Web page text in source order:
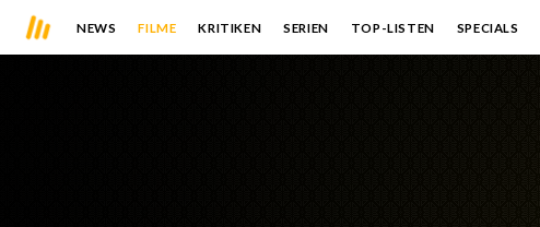
NEWS FILME KRITIKEN SERIEN TOP-LISTEN SPECIALS